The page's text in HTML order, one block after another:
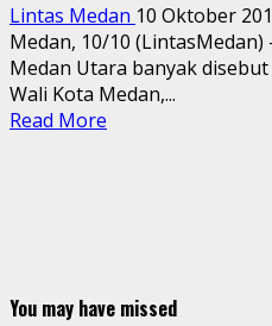
Lintas Medan 10 Oktober
Medan, 10/10
Medan Utara banyak
Wali Kota Medan,...
Read More
You may have missed